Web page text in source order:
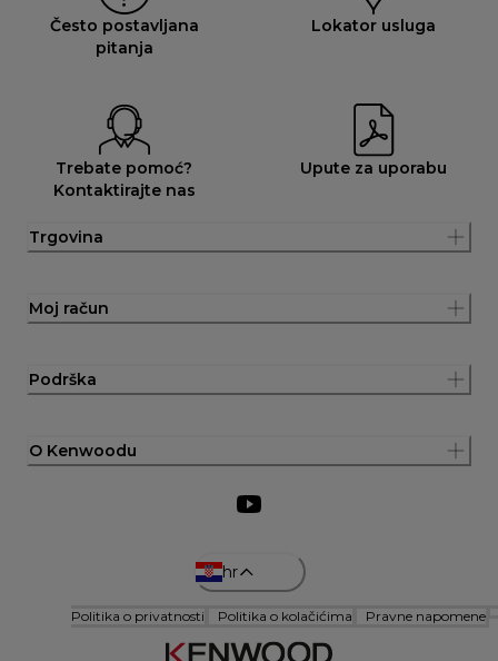
Često postavljana
pitanja
Lokator usluga
Trebate pomoć?
Kontaktirajte nas
Upute za uporabu
Trgovina
Moj račun
Podrška
O Kenwoodu
hr
Politika o privatnosti Politika o kolačićima Pravne napomene